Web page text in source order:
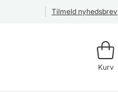
Tilmeld nyhedsbrev
Kurv